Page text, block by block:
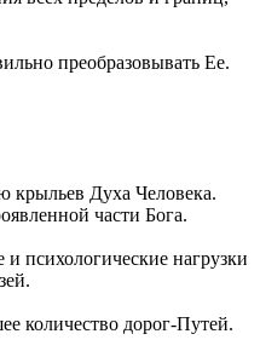
преобразовывать Ее.
крыльев Духа Человека.
части Бога.
психологические нагрузки
количество дорог-Путей.